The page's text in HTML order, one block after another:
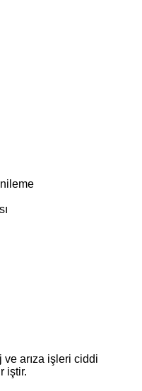
arıza işleri ciddi
iştir.